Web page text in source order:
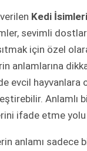
Kedi İsimleri
sevimli
için özel
anlamlarına
evcil hayvanlara
Anlamlı
ifade etme yolu
anlamı sadece